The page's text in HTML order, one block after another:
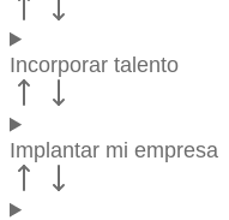
Incorporar talento
Implantar mi empresa